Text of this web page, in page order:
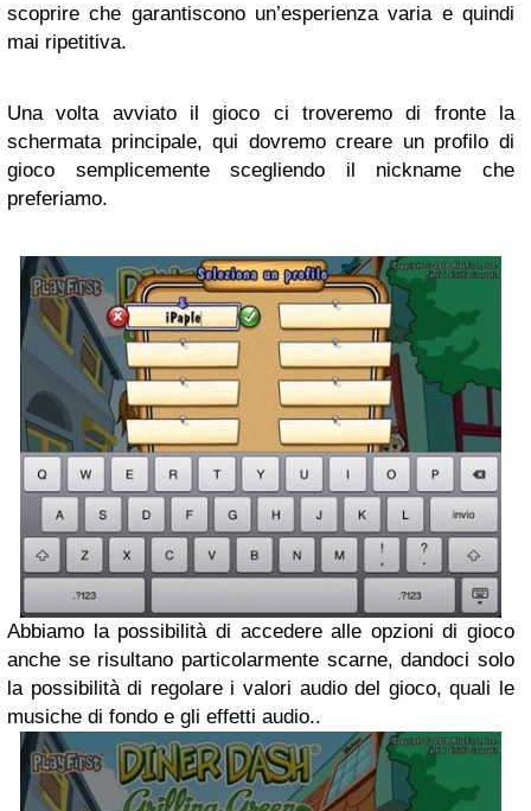
scoprire che garantiscono un’esperienza varia e quindi
mai ripetitiva.
Una volta avviato il gioco ci troveremo di fronte la
schermata principale, qui dovremo creare un profilo di
gioco semplicemente scegliendo il nickname che
preferiamo.
Abbiamo la possibilità di accedere alle opzioni di gioco
anche se risultano particolarmente scarne, dandoci solo
la possibilità di regolare i valori audio del gioco, quali le
musiche di fondo e gli effetti audio..